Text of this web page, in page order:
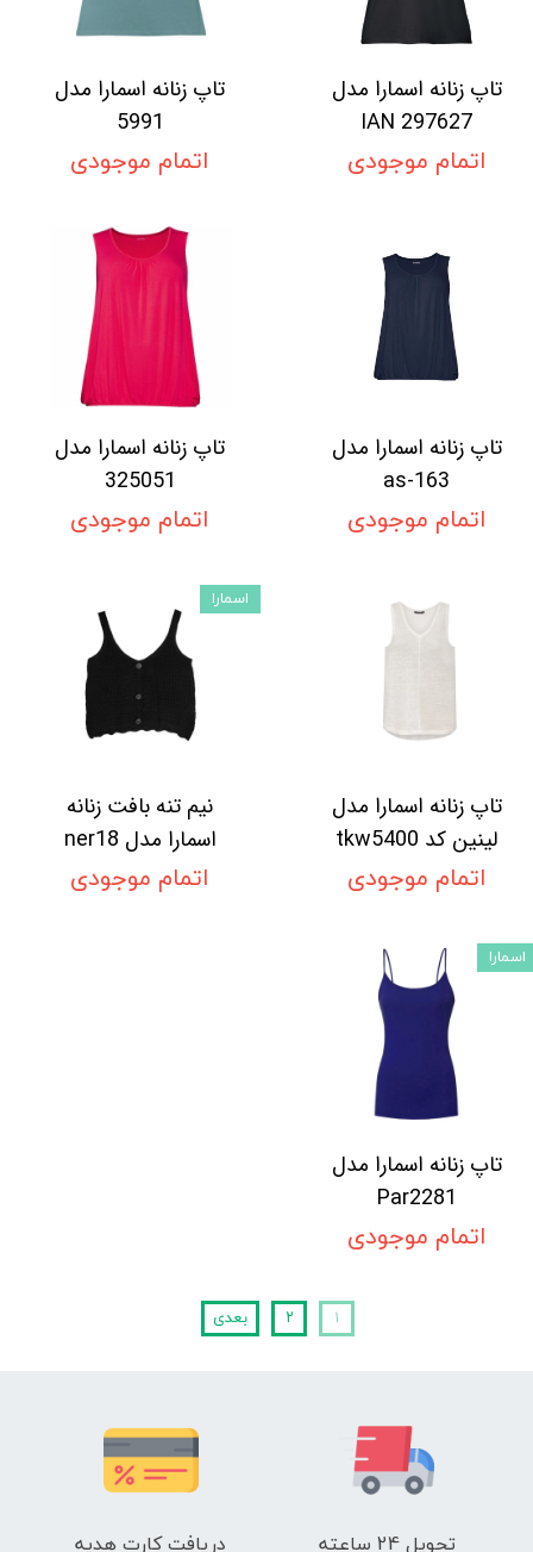
تاپ زنانه اسمارا مدل
IAN 297627
اتمام موجودی
تاپ زنانه اسمارا مدل
5991
اتمام موجودی
تاپ زنانه اسمارا مدل
as-163
اتمام موجودی
تاپ زنانه اسمارا مدل
325051
اتمام موجودی
تاپ زنانه اسمارا مدل
لینین کد tkw5400
اتمام موجودی
نیم تنه بافت زنانه
اسمارا مدل ner18
اتمام موجودی
اسمارا
تاپ زنانه اسمارا مدل
Par2281
اتمام موجودی
اسمارا
۱ ۲ بعدی
تحویل 24 ساعته دریافت کارت هدیه